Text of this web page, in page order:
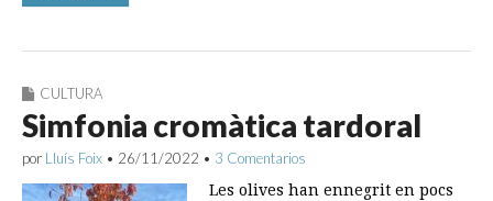
CULTURA
Simfonia cromàtica tardoral
por Lluís Foix • 26/11/2022 • 3 Comentarios
Les olives han ennegrit en pocs